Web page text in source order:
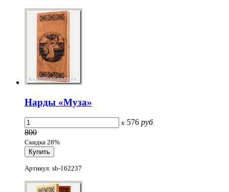
Нарды «Муза»
x 576 руб
800
Скидка 28%
Артикул: sh-162237